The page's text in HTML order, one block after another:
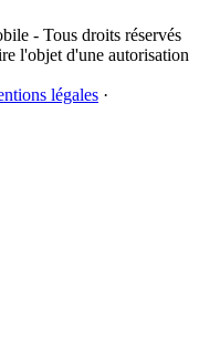
- Tous droits réservés
l'objet d'une autorisation
légales ·